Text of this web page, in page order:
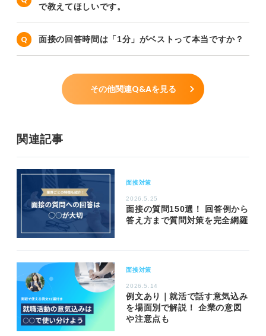
で教えてほしいです。
面接の回答時間は「1分」がベストって本当ですか？
その他関連Q&Aを見る
関連記事
面接対策
2026.5.25
面接の質問150選！ 回答例から
答え方まで質問対策を完全網羅
面接対策
2026.5.14
例文あり｜就活で話す意気込み
を場面別で解説！ 企業の意図
や注意点も